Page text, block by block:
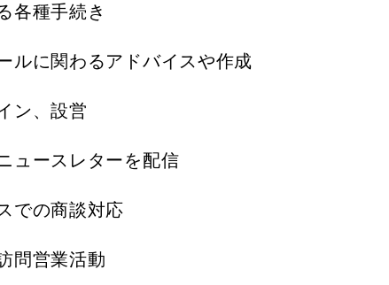
各種手続き
ルに関わるアドバイスや作成
ン、設営
ュースレターを配信
での商談対応
問営業活動